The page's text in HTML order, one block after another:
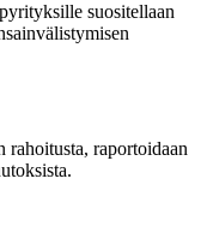
suositellaan
rahoitusta, raportoidaan